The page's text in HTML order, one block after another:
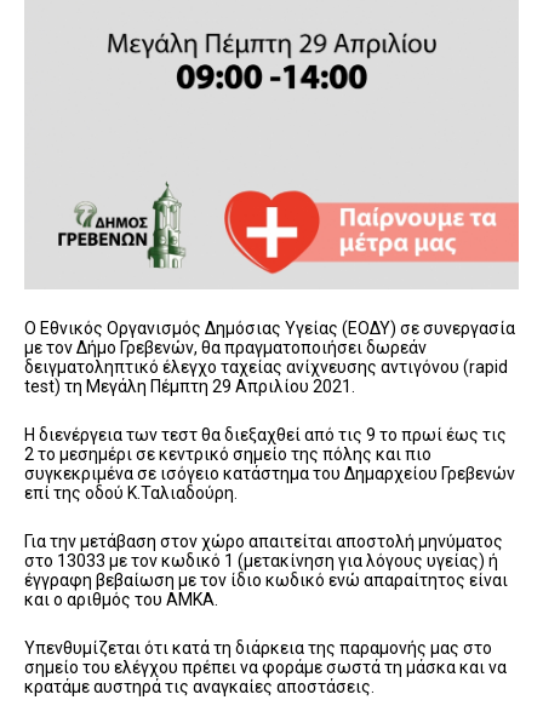
Ο Εθνικός Οργανισμός Δημόσιας Υγείας (ΕΟΔΥ) σε συνεργασία
με τον Δήμο Γρεβενών, θα πραγματοποιήσει δωρεάν
δειγματοληπτικό έλεγχο ταχείας ανίχνευσης αντιγόνου (rapid
test) τη Μεγάλη Πέμπτη 29 Απριλίου 2021.
Η διενέργεια των τεστ θα διεξαχθεί από τις 9 το πρωί έως τις
2 το μεσημέρι σε κεντρικό σημείο της πόλης και πιο
συγκεκριμένα σε ισόγειο κατάστημα του Δημαρχείου Γρεβενών
επί της οδού K.Ταλιαδούρη.
Για την μετάβαση στον χώρο απαιτείται αποστολή μηνύματος
στο 13033 με τον κωδικό 1 (μετακίνηση για λόγους υγείας) ή
έγγραφη βεβαίωση με τον ίδιο κωδικό ενώ απαραίτητος είναι
και ο αριθμός του ΑΜΚΑ.
Υπενθυμίζεται ότι κατά τη διάρκεια της παραμονής μας στο
σημείο του ελέγχου πρέπει να φοράμε σωστά τη μάσκα και να
κρατάμε αυστηρά τις αναγκαίες αποστάσεις.